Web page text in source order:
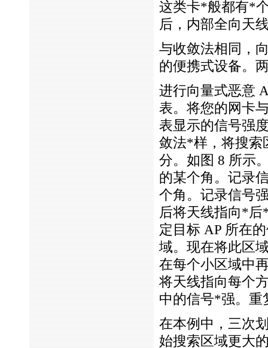
这类卡*般都有*
后，内部全向天
与收敛法相同，
的便携式设备。
进行向量式恶意
表。将您的网卡
表显示的信号强
敛法*样，将搜索
分。如图 8 所示
的某个角。记录
个角。记录信号
后将天线指向*后
定目标 AP 所在
域。现在将此区
在每个小区域中
将天线指向每个
中的信号*强。重
在本例中，三次
始搜索区域更大